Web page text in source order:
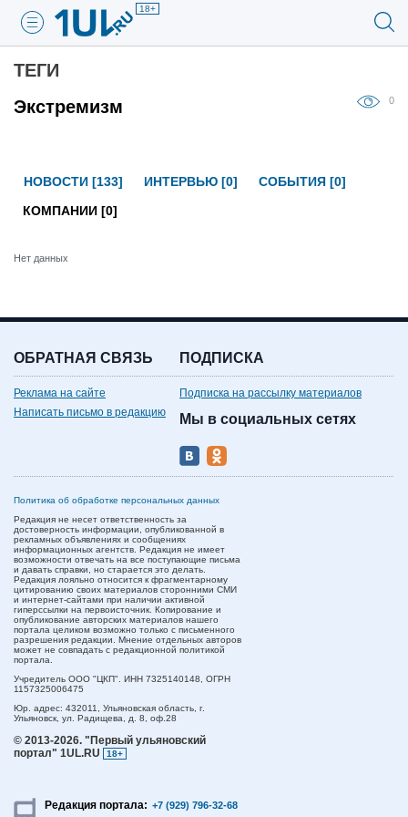
18+
ТЕГИ
Экстремизм
0
НОВОСТИ [133] ИНТЕРВЬЮ [0]
СОБЫТИЯ [0]
КОМПАНИИ [0]
Нет данных
ОБРАТНАЯ СВЯЗЬ
Реклама на сайте
Написать письмо в редакцию
ПОДПИСКА
Подписка на рассылку материалов
Мы в социальных сетях
Политика об обработке персональных данных
Редакция не несет ответственность за
достоверность информации, опубликованной в
рекламных объявлениях и сообщениях
информационных агентств. Редакция не имеет
возможности отвечать на все поступающие письма
и давать справки, но старается это делать.
Редакция лояльно относится к фрагментарному
цитированию своих материалов сторонними СМИ
и интернет-сайтами при наличии активной
гиперссылки на первоисточник. Копирование и
опубликование авторских материалов нашего
портала целиком возможно только с письменного
разрешения редакции. Мнение отдельных авторов
может не совпадать с редакционной политикой
портала.
Учредитель ООО "ЦКП". ИНН 7325140148, ОГРН
1157325006475
Юр. адрес: 432011, Ульяновская область, г.
Ульяновск, ул. Радищева, д. 8, оф.28
© 2013-2026. "Первый ульяновский
портал" 1UL.RU
18+
Редакция портала: +7 (929) 796-32-68